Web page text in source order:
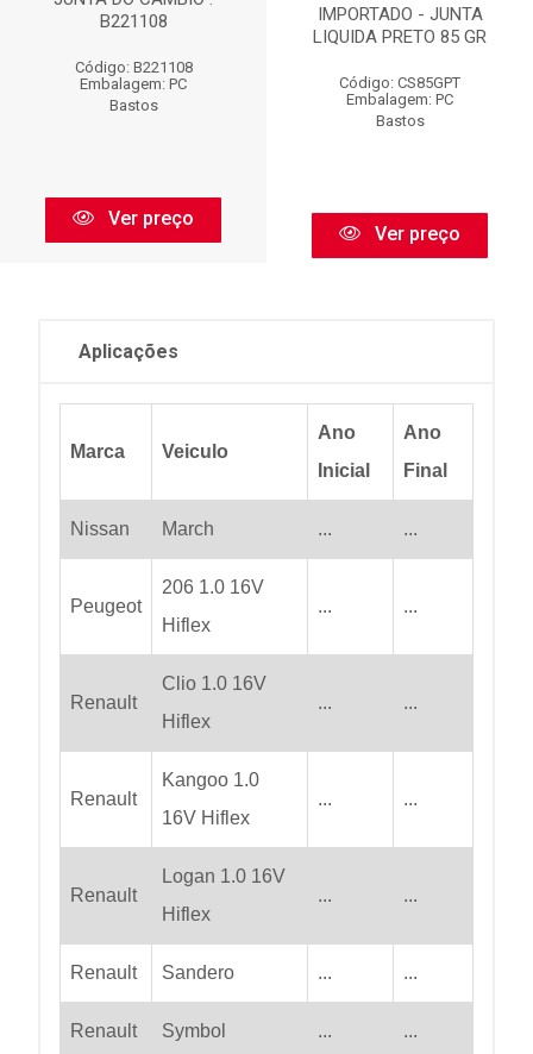
B221108
Código: B221108
Embalagem: PC
Bastos
Ver preço
IMPORTADO - JUNTA
LIQUIDA PRETO 85 GR
Código: CS85GPT
Embalagem: PC
Bastos
Ver preço
Aplicações
Marca Veiculo
Ano
Inicial
Ano
Final
Nissan March ... ...
Peugeot
206 1.0 16V
Hiflex
... ...
Renault
Clio 1.0 16V
Hiflex
... ...
Renault
Kangoo 1.0
16V Hiflex
... ...
Renault
Logan 1.0 16V
Hiflex
... ...
Renault Sandero ... ...
Renault Symbol ... ...